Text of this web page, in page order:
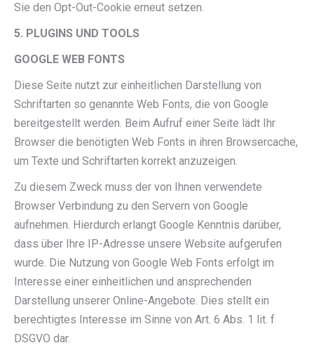
Sie den Opt-Out-Cookie erneut setzen.
5. PLUGINS UND TOOLS
GOOGLE WEB FONTS
Diese Seite nutzt zur einheitlichen Darstellung von
Schriftarten so genannte Web Fonts, die von Google
bereitgestellt werden. Beim Aufruf einer Seite lädt Ihr
Browser die benötigten Web Fonts in ihren Browsercache,
um Texte und Schriftarten korrekt anzuzeigen.
Zu diesem Zweck muss der von Ihnen verwendete
Browser Verbindung zu den Servern von Google
aufnehmen. Hierdurch erlangt Google Kenntnis darüber,
dass über Ihre IP-Adresse unsere Website aufgerufen
wurde. Die Nutzung von Google Web Fonts erfolgt im
Interesse einer einheitlichen und ansprechenden
Darstellung unserer Online-Angebote. Dies stellt ein
berechtigtes Interesse im Sinne von Art. 6 Abs. 1 lit. f
DSGVO dar.